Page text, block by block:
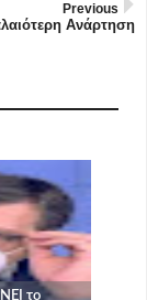
Previous
Ανάρτηση